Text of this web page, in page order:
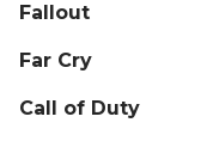
Fallout
Far Cry
Call of Duty